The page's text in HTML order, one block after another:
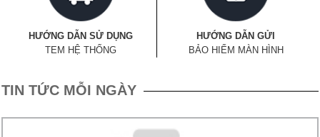
HƯỚNG DẪN SỬ DỤNG
TEM HỆ THỐNG
HƯỚNG DẪN GỬI
BẢO HIỂM MÀN HÌNH
TIN TỨC MỖI NGÀY